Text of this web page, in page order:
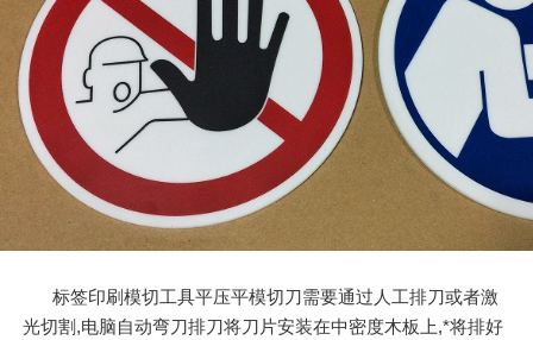
标签印刷模切工具平压平模切刀需要通过人工排刀或者激
光切割,电脑自动弯刀排刀将刀片安装在中密度木板上,*将排好